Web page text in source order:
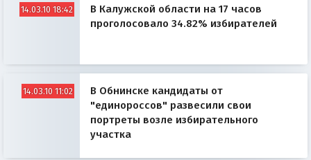
14.03.10 18:42
В Калужской области на 17 часов
проголосовало 34.82% избирателей
14.03.10 11:02
В Обнинске кандидаты от
"единороссов" развесили свои
портреты возле избирательного
участка